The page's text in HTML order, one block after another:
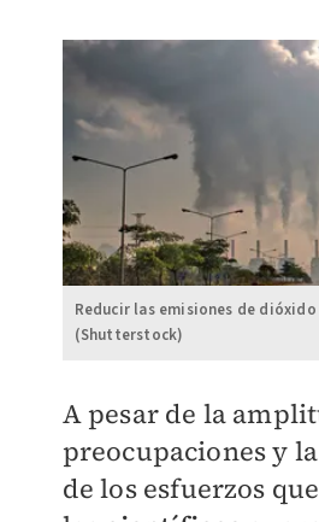
Reducir las emisiones de
(Shutterstock)
A pesar de la
preocupaciones y
de los esfuerzos